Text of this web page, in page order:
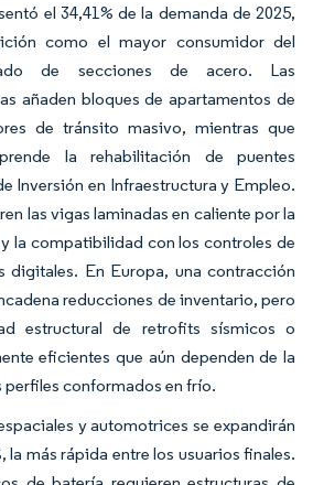
el 34,41% de la demanda de 2025,
como el mayor consumidor del
de secciones de acero. Las
añaden bloques de apartamentos de
de tránsito masivo, mientras que
la rehabilitación de puentes
Inversión en Infraestructura y Empleo.
las vigas laminadas en caliente por la
la compatibilidad con los controles de
digitales. En Europa, una contracción
reducciones de inventario, pero
estructural de retrofits sísmicos o
eficientes que aún dependen de la
perfiles conformados en frío.
y automotrices se expandirán
la más rápida entre los usuarios finales.